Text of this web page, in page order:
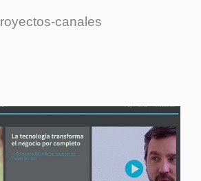
canales